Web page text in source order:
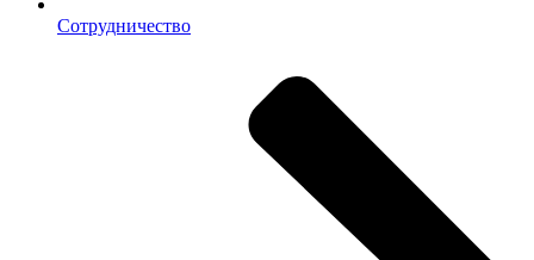
Сотрудничество